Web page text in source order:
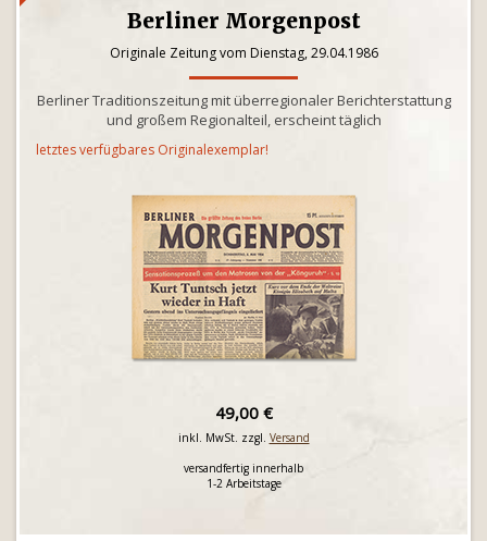
Berliner Morgenpost
Originale Zeitung vom Dienstag, 29.04.1986
Berliner Traditionszeitung mit überregionaler Berichterstattung
und großem Regionalteil, erscheint täglich
letztes verfügbares Originalexemplar!
49,00 €
inkl. MwSt. zzgl. Versand
versandfertig innerhalb
1-2 Arbeitstage